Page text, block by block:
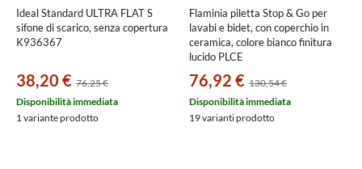
Ideal Standard ULTRA FLAT S
sifone di scarico, senza copertura
K936367
38,20 € 76,25 €
Disponibilità immediata
1 variante prodotto
Flaminia piletta Stop & Go per
lavabi e bidet, con coperchio in
ceramica, colore bianco finitura
lucido PLCE
76,92 € 130,54 €
Disponibilità immediata
19 varianti prodotto